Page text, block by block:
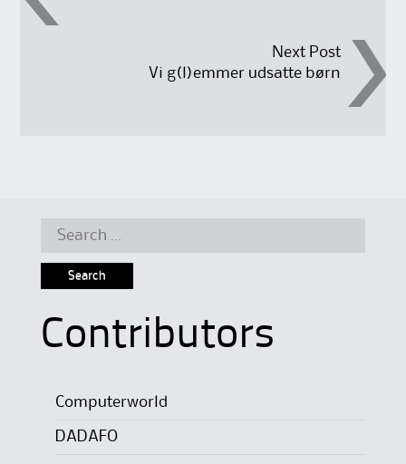
navigation
Next Post
Vi g(l)emmer udsatte børn
Search
Contributors
Computerworld
DADAFO